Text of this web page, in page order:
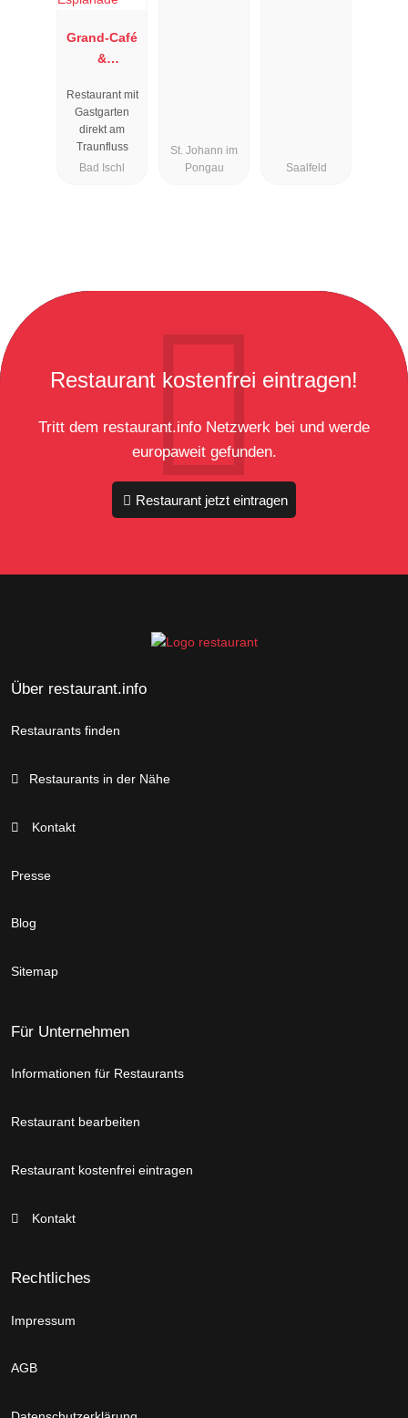
Grand-Café
&
Zauner
Esplanade
Restaurant mit
Gastgarten
direkt am
Traunfluss
Bad Ischl
St. Johann im
Pongau
Saalfeld
Restaurant kostenfrei eintragen!
Tritt dem restaurant.info Netzwerk bei und werde
europaweit gefunden.
Restaurant jetzt eintragen
Über restaurant.info
Restaurants finden
Restaurants in der Nähe
Kontakt
Presse
Blog
Sitemap
Für Unternehmen
Informationen für Restaurants
Restaurant bearbeiten
Restaurant kostenfrei eintragen
Kontakt
Rechtliches
Impressum
AGB